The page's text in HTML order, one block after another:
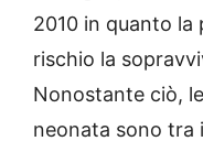
2010 in quanto la
rischio la
Nonostante ciò,
neonata sono tra